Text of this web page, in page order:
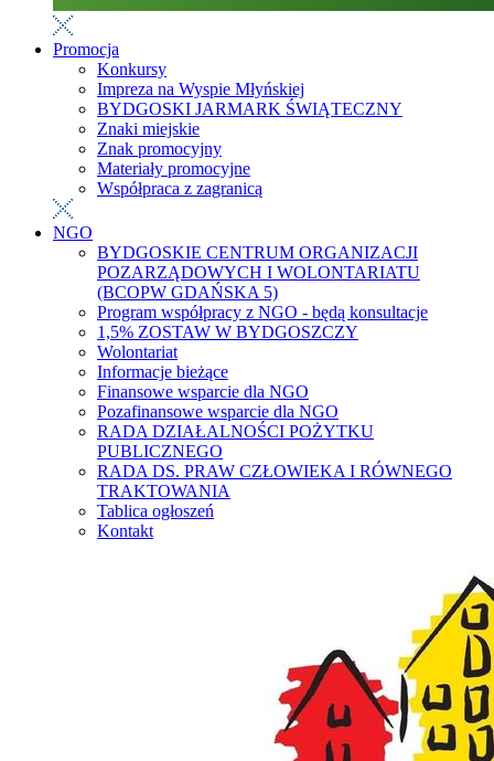
Promocja
Konkursy
Impreza na Wyspie Młyńskiej
BYDGOSKI JARMARK ŚWIĄTECZNY
Znaki miejskie
Znak promocyjny
Materiały promocyjne
Współpraca z zagranicą
NGO
BYDGOSKIE CENTRUM ORGANIZACJI
POZARZĄDOWYCH I WOLONTARIATU
(BCOPW GDAŃSKA 5)
Program współpracy z NGO - będą konsultacje
1,5% ZOSTAW W BYDGOSZCZY
Wolontariat
Informacje bieżące
Finansowe wsparcie dla NGO
Pozafinansowe wsparcie dla NGO
RADA DZIAŁALNOŚCI POŻYTKU
PUBLICZNEGO
RADA DS. PRAW CZŁOWIEKA I RÓWNEGO
TRAKTOWANIA
Tablica ogłoszeń
Kontakt